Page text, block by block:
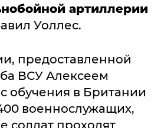
артиллерии
Уоллес.
предоставленной
ВСУ Алексеем
обучения в Британии
военнослужащих,
солдат проходят